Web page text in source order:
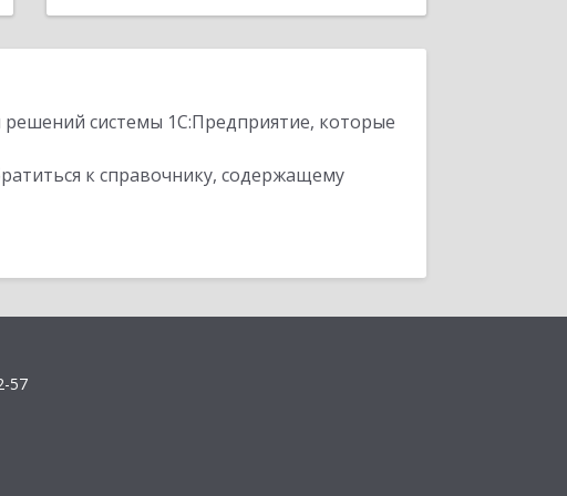
решений системы 1С:Предприятие, которые
к справочнику, содержащему
57